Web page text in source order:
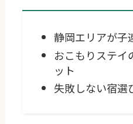
静岡エリアが子
おこもりステイ
ット
失敗しない宿選